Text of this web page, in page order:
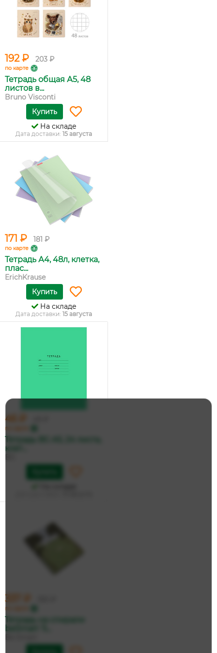
192 ₽ 203 ₽
по карте
Тетрадь общая А5, 48
листов в...
Bruno Visconti
Купить
На складе
Дата доставки: 15 августа
171 ₽ 181 ₽
по карте
Тетрадь А4, 48л, клетка,
плас...
ErichKrause
Купить
На складе
Дата доставки: 15 августа
46 ₽
по карте
Тетрадь BG А5, 24 листа,
клет...
337 ₽
по карте
Тетрадь на спирали
beSmart 'S...